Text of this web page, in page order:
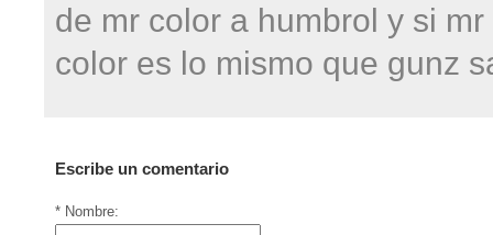
de mr color a humbrol y si mr
color es lo mismo que gunz
Escribe un comentario
* Nombre: